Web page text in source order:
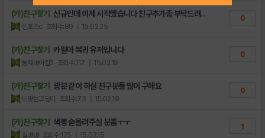
(카)친구찾기 신규인데 이제 시작했습니다 친구추가좀 부탁드려..
린포스c 조회수:89 | 15.02.25
0
(카)친구찾기 카밀아 복귀 유저입니다
용제바이칼2 조회수:117 | 15.02.19
0
(카)친구찾기 광분 같이 하실 친구분들 많이 구해요
비맞는고양이 조회수:73 | 15.02.19
0
(카)친구찾기 색동 숟올려주실 분좀ㅜㅜ
실뱌뱌 조회수:125 | 15.02.15
1